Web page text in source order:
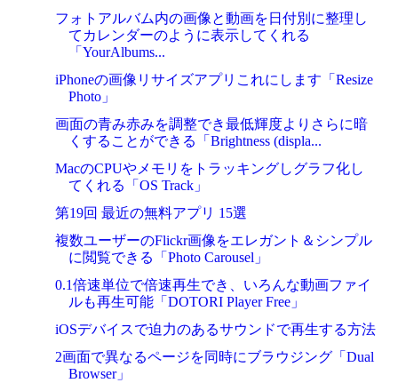
フォトアルバム内の画像と動画を日付別に整理し
てカレンダーのように表示してくれる
「YourAlbums...
iPhoneの画像リサイズアプリこれにします「Resize
Photo」
画面の青み赤みを調整でき最低輝度よりさらに暗
くすることができる「Brightness (displa...
MacのCPUやメモリをトラッキングしグラフ化し
てくれる「OS Track」
第19回 最近の無料アプリ 15選
複数ユーザーのFlickr画像をエレガント＆シンプル
に閲覧できる「Photo Carousel」
0.1倍速単位で倍速再生でき、いろんな動画ファイ
ルも再生可能「DOTORI Player Free」
iOSデバイスで迫力のあるサウンドで再生する方法
2画面で異なるページを同時にブラウジング「Dual
Browser」